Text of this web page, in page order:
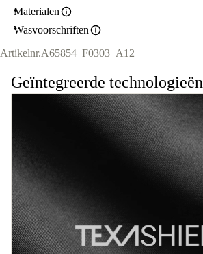
Materialen
Wasvoorschriften
Artikelnr.A65854_F0303_A12
Geïntegreerde technologieën